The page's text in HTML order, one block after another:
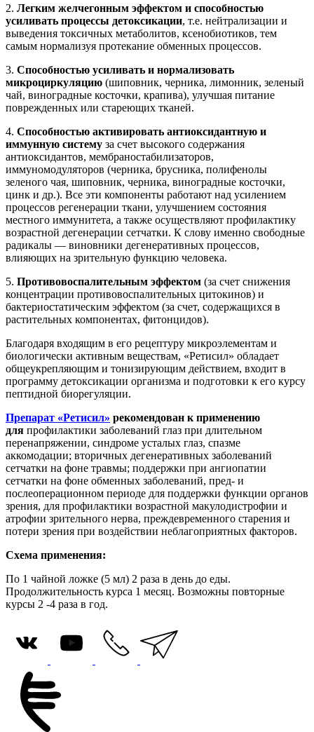
2. Легким желчегонным эффектом и способностью
усиливать процессы детоксикации, т.е. нейтрализации и
выведения токсичных метаболитов, ксенобиотиков, тем
самым нормализуя протекание обменных процессов.
3. Способностью усиливать и нормализовать
микроциркуляцию (шиповник, черника, лимонник, зеленый
чай, виноградные косточки, крапива), улучшая питание
поврежденных или стареющих тканей.
4. Способностью активировать антиоксидантную и
иммунную систему за счет высокого содержания
антиоксидантов, мембраностабилизаторов,
иммуномодуляторов (черника, брусника, полифенолы
зеленого чая, шиповник, черника, виноградные косточки,
цинк и др.). Все эти компоненты работают над усилением
процессов регенерации ткани, улучшением состояния
местного иммунитета, а также осуществляют профилактику
возрастной дегенерации сетчатки. К слову именно свободные
радикалы — виновники дегенеративных процессов,
влияющих на зрительную функцию человека.
5. Противовоспалительным эффектом (за счет снижения
концентрации противовоспалительных цитокинов) и
бактериостатическим эффектом (за счет, содержащихся в
растительных компонентах, фитонцидов).
Благодаря входящим в его рецептуру микроэлементам и
биологически активным веществам, «Ретисил» обладает
общеукрепляющим и тонизирующим действием, входит в
программу детоксикации организма и подготовки к его курсу
пептидной биорегуляции.
Препарат «Ретисил» рекомендован к применению
для профилактики заболеваний глаз при длительном
перенапряжении, синдроме усталых глаз, спазме
аккомодации; вторичных дегенеративных заболеваний
сетчатки на фоне травмы; поддержки при ангиопатии
сетчатки на фоне обменных заболеваний, пред- и
послеоперационном периоде для поддержки функции органов
зрения, для профилактики возрастной макулодистрофии и
атрофии зрительного нерва, преждевременного старения и
потери зрения при воздействии неблагоприятных факторов.
Схема применения:
По 1 чайной ложке (5 мл) 2 раза в день до еды.
Продолжительность курса 1 месяц. Возможны повторные
курсы 2 -4 раза в год.